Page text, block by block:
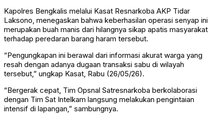
Kapolres Bengkalis melalui Kasat Resnarkoba AKP Tidar
Laksono, menegaskan bahwa keberhasilan operasi senyap ini
merupakan buah manis dari hilangnya sikap apatis masyarakat
terhadap peredaran barang haram tersebut.
“Pengungkapan ini berawal dari informasi akurat warga yang
resah dengan adanya dugaan transaksi sabu di wilayah
tersebut,” ungkap Kasat, Rabu (26/05/26).
“Bergerak cepat, Tim Opsnal Satresnarkoba berkolaborasi
dengan Tim Sat Intelkam langsung melakukan pengintaian
intensif di lapangan,” sambungnya.